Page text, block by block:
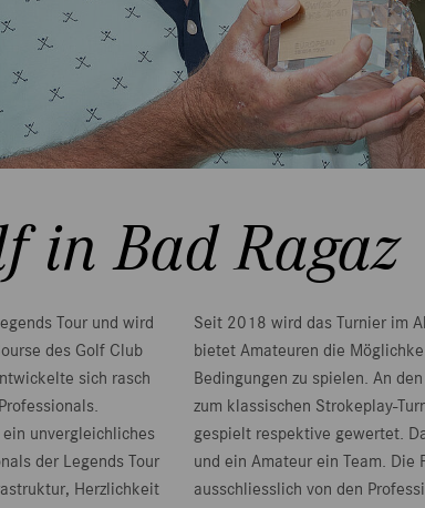
in Bad Ragaz
Tour und wird
des Golf Club
sich rasch
unvergleichliches
der Legends Tour
Herzlichkeit
Seit 2018 wird das Turnier im
bietet Amateuren die
Bedingungen zu spielen. An
zum klassischen Strokeplay-
gespielt respektive gewertet.
und ein Amateur ein Team.
ausschliesslich von den